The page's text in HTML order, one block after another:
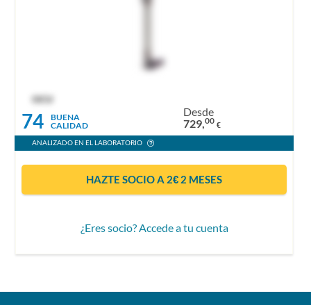
OCU
74
BUENA
CALIDAD
Desde
729,00 €
ANALIZADO EN EL LABORATORIO
HAZTE SOCIO A 2€ 2 MESES
¿Eres socio? Accede a tu cuenta